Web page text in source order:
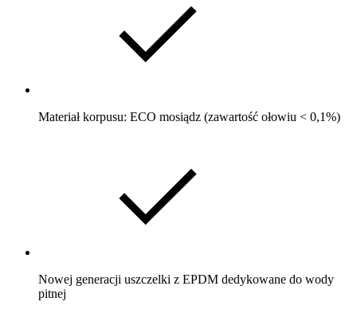
Materiał korpusu: ECO mosiądz (zawartość ołowiu < 0,1%)
Nowej generacji uszczelki z EPDM dedykowane do wody
pitnej